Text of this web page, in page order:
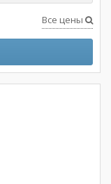
Все цены